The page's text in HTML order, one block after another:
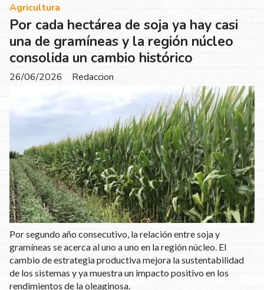
Por cada hectárea de soja ya hay casi
una de gramíneas y la región núcleo
consolida un cambio histórico
Redaccion
Agricultura
26/06/2026
Por segundo año consecutivo, la relación entre soja y
gramíneas se acerca al uno a uno en la región núcleo. El
cambio de estrategia productiva mejora la sustentabilidad
de los sistemas y ya muestra un impacto positivo en los
rendimientos de la oleaginosa.